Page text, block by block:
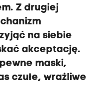
Z drugiej
na siebie
akceptację.
maski,
czułe, wrażliwe